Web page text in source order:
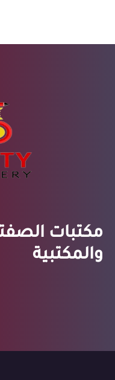
مكتبات
والمكتبية